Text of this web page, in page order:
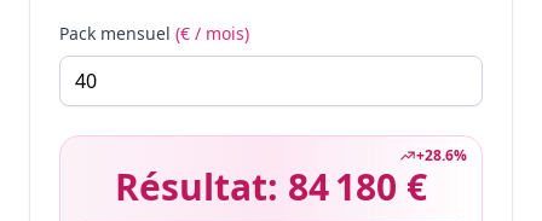
Pack mensuel (€ / mois)
+28.6%
Résultat: 84 180 €